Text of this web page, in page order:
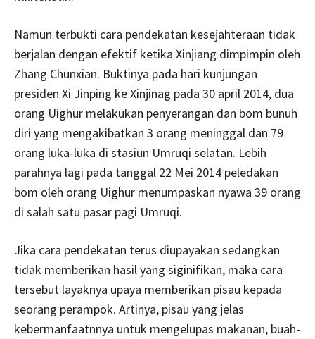
Namun terbukti cara pendekatan kesejahteraan tidak
berjalan dengan efektif ketika Xinjiang dimpimpin oleh
Zhang Chunxian. Buktinya pada hari kunjungan
presiden Xi Jinping ke Xinjinag pada 30 april 2014, dua
orang Uighur melakukan penyerangan dan bom bunuh
diri yang mengakibatkan 3 orang meninggal dan 79
orang luka-luka di stasiun Umruqi selatan. Lebih
parahnya lagi pada tanggal 22 Mei 2014 peledakan
bom oleh orang Uighur menumpaskan nyawa 39 orang
di salah satu pasar pagi Umruqi.
Jika cara pendekatan terus diupayakan sedangkan
tidak memberikan hasil yang siginifikan, maka cara
tersebut layaknya upaya memberikan pisau kepada
seorang perampok. Artinya, pisau yang jelas
kebermanfaatnnya untuk mengelupas makanan, buah-